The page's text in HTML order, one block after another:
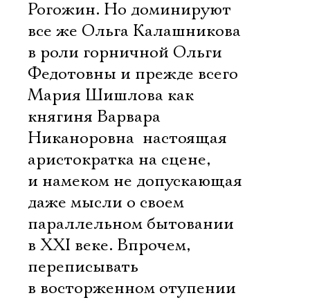
Рогожин. Но доминируют
все же Ольга Калашникова
в роли горничной Ольги
Федотовны и прежде всего
Мария Шишлова как
княгиня Варвара
Никаноровна  настоящая
аристократка на сцене,
и намеком не допускающая
даже мысли о своем
параллельном бытовании
в XXI веке. Впрочем,
переписывать
в восторженном отупении
Электропочта
Имя
Ознакомиться